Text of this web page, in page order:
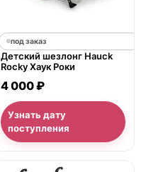
под заказ
Детский шезлонг Hauck
Rocky Хаук Роки
4 000 ₽
Узнать дату
поступления